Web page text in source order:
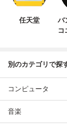
任天堂
バ
コ
別のカテゴリで探
コンピュータ
音楽